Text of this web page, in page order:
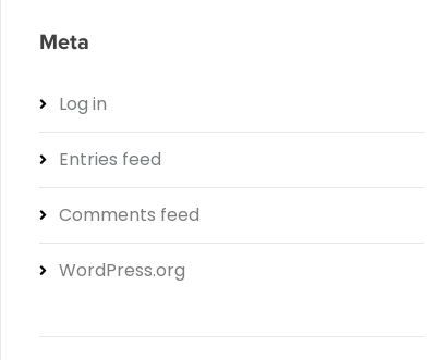
Meta
Log in
Entries feed
Comments feed
WordPress.org